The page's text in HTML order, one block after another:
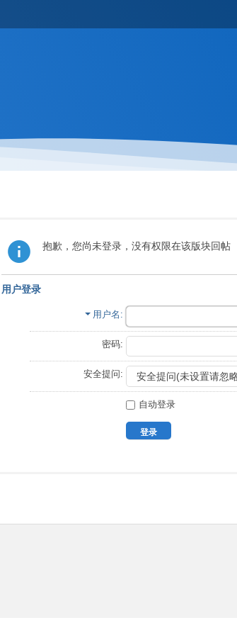
抱歉，您尚未登录，没有权限在该版块回帖
用户登录
用户名
密码:
安全提问:
自动登录
登录